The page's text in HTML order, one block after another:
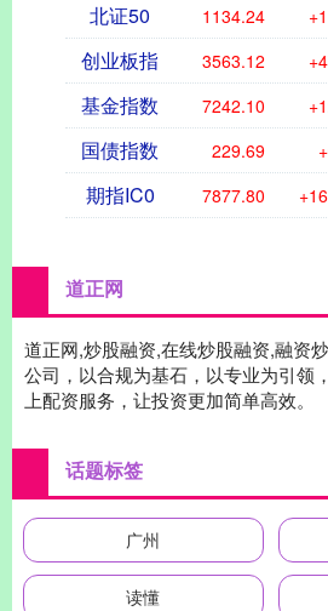
北证50 1134.24
创业板指 3563.12
基金指数 7242.10
国债指数 229.69
期指IC0 7877.80
道正网
道正网,炒股融资,在线炒股融资,融资
公司，以合规为基石，以专业为引领
上配资服务，让投资更加简单高效。
话题标签
广州
读懂